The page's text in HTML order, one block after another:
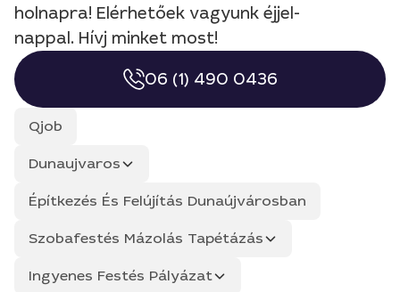
holnapra! Elérhetőek vagyunk éjjel-
nappal. Hívj minket most!
06 (1) 490 0436
Qjob
Dunaujvaros
Építkezés És Felújítás Dunaújvárosban
Szobafestés Mázolás Tapétázás
Ingyenes Festés Pályázat